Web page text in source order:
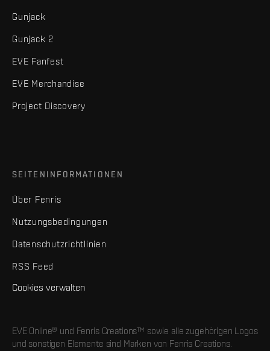
Gunjack
Gunjack 2
EVE Fanfest
EVE Merchandise
Project Discovery
SEITENINFORMATIONEN
Über Fenris
Nutzungsbedingungen
Datenschutzrichtlinien
RSS Feed
Cookies verwalten
EVE Online® und Fenris Creations™ sowie alle zugehörigen Logos
und sonstigen Elemente sind Marken von Fenris Creations.